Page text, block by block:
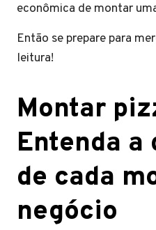
econômica de montar
Então se prepare para
leitura!
Montar
Entenda a
de cada
negócio